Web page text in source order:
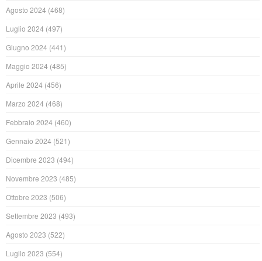
Agosto 2024 (468)
Luglio 2024 (497)
Giugno 2024 (441)
Maggio 2024 (485)
Aprile 2024 (456)
Marzo 2024 (468)
Febbraio 2024 (460)
Gennaio 2024 (521)
Dicembre 2023 (494)
Novembre 2023 (485)
Ottobre 2023 (506)
Settembre 2023 (493)
Agosto 2023 (522)
Luglio 2023 (554)